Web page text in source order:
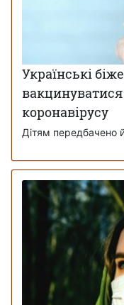
Українські
коронавірусу
Дітям передбачено